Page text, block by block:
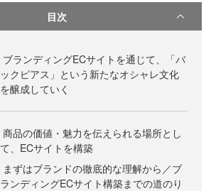
目次
ブランディングECサイトを通じて、「バ
ックピアス」という新たなオシャレ文化
を醸成していく
商品の価値・魅力を伝えられる場所とし
て、ECサイトを構築
まずはブランドの徹底的な理解から／ブ
ランディングECサイト構築までの道のり